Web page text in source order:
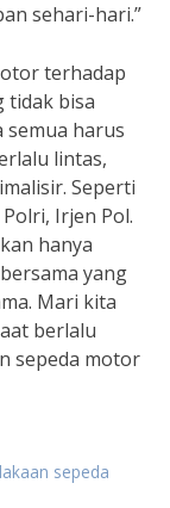
sehari-hari.”
terhadap
tidak bisa
semua harus
lintas,
Seperti
Irjen Pol.
hanya
yang
Mari kita
berlalu
sepeda motor
sepeda